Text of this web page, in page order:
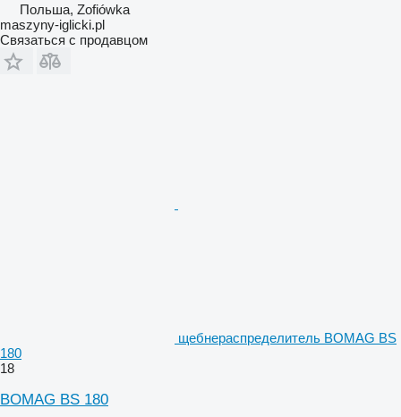
Польша, Zofiówka
maszyny-iglicki.pl
Связаться с продавцом
щебнераспределитель BOMAG BS
180
18
BOMAG BS 180